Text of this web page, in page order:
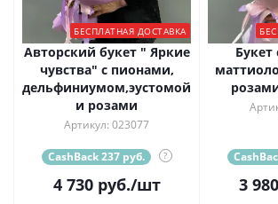
БЕСПЛАТНАЯ ДОСТАВКА
Авторский букет " Яркие
чувства" с пионами,
дельфиниумом,эустомой
и розами
Артикул: 023077
CashBack 237 руб. ?
4 730руб./шт 3 980